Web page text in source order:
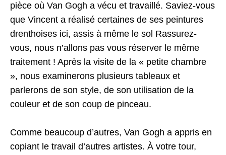
pièce où Van Gogh a vécu et travaillé. Saviez-vous
que Vincent a réalisé certaines de ses peintures
drenthoises ici, assis à même le sol Rassurez-
vous, nous n’allons pas vous réserver le même
traitement ! Après la visite de la « petite chambre
», nous examinerons plusieurs tableaux et
parlerons de son style, de son utilisation de la
couleur et de son coup de pinceau.
Comme beaucoup d’autres, Van Gogh a appris en
copiant le travail d’autres artistes. À votre tour,